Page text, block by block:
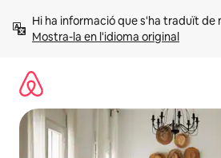
Mostra-la en l'idioma original